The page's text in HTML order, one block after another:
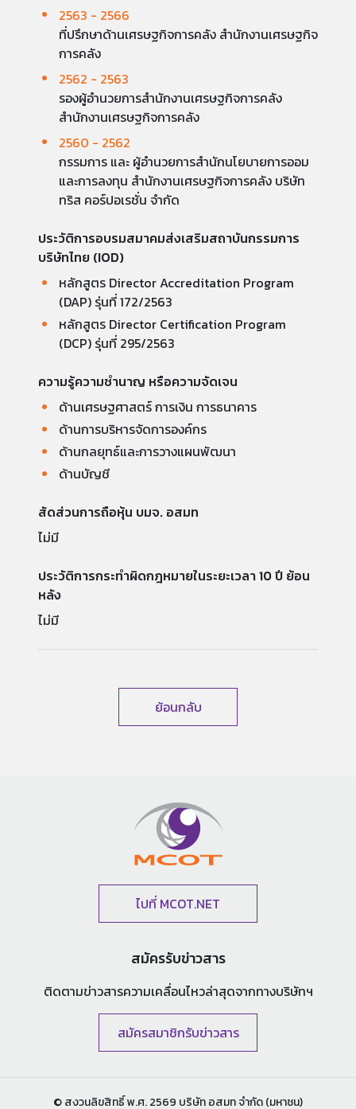
2563 - 2566
ที่ปรึกษาด้านเศรษฐกิจการคลัง สำนักงานเศรษฐกิจ
การคลัง
2562 - 2563
รองผู้อำนวยการสำนักงานเศรษฐกิจการคลัง
สำนักงานเศรษฐกิจการคลัง
2560 - 2562
กรรมการ และ ผู้อำนวยการสำนักนโยบายการออม
และการลงทุน สำนักงานเศรษฐกิจการคลัง บริษัท
ทริส คอร์ปอเรชั่น จำกัด
ประวัติการอบรมสมาคมส่งเสริมสถาบันกรรมการ
บริษัทไทย (IOD)
หลักสูตร Director Accreditation Program
(DAP) รุ่นที่ 172/2563
หลักสูตร Director Certification Program
(DCP) รุ่นที่ 295/2563
ความรู้ความชำนาญ หรือความจัดเจน
ด้านเศรษฐศาสตร์ การเงิน การธนาคาร
ด้านการบริหารจัดการองค์กร
ด้านกลยุทธ์และการวางแผนพัฒนา
ด้านบัญชี
สัดส่วนการถือหุ้น บมจ. อสมท
ไม่มี
ประวัติการกระทำผิดกฎหมายในระยะเวลา 10 ปี ย้อน
หลัง
ไม่มี
ย้อนกลับ
ไปที่ MCOT.NET
สมัครรับข่าวสาร
ติดตามข่าวสารความเคลื่อนไหวล่าสุดจากทางบริษัทฯ
สมัครสมาชิกรับข่าวสาร
© สงวนลิขสิทธิ์ พ.ศ. 2569 บริษัท อสมท จำกัด (มหาชน)